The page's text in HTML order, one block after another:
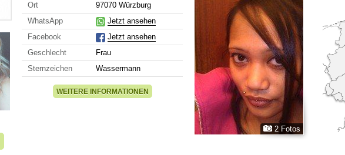
Ort
97070 Würzburg
WhatsApp
Jetzt ansehen
Facebook
Jetzt ansehen
Geschlecht
Frau
Sternzeichen
Wassermann
WEITERE INFORMATIONEN
2 Fotos